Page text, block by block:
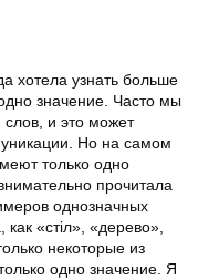
хотела узнать больше
значение. Часто мы
слов, и это может
Но на самом
только одно
прочитала
однозначных
«стіл», «дерево»,
некоторые из
одно значение. Я